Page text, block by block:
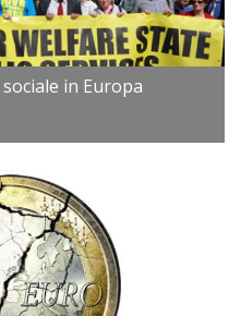
in Europa